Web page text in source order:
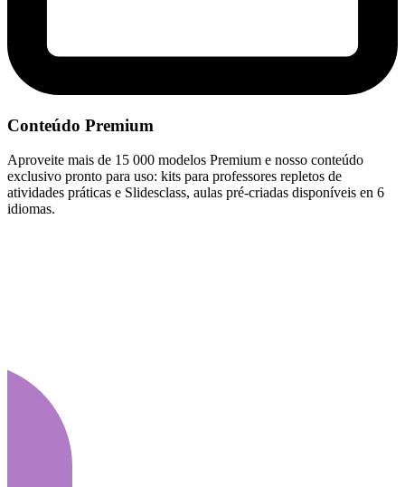
Conteúdo Premium
Aproveite mais de 15 000 modelos Premium e nosso conteúdo
exclusivo pronto para uso: kits para professores repletos de
atividades práticas e Slidesclass, aulas pré-criadas disponíveis en 6
idiomas.